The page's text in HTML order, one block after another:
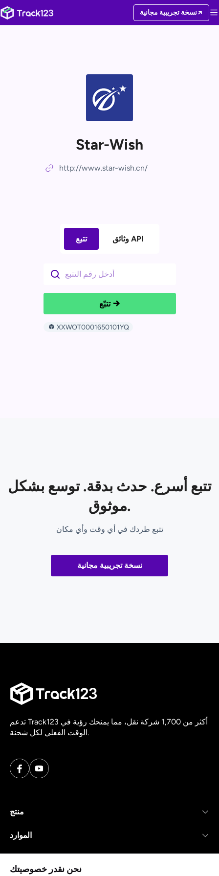
نسخة تجريبية مجانية
Star-Wish
http://www.star-wish.cn/
تتبع وثائق API
تتبّع
XXWOT0001650101YQ
تتبع أسرع. حدث بدقة. توسع بشكل
موثوق.
تتبع طردك في أي وقت وأي مكان
نسخة تجريبية مجانية
تدعم Track123 أكثر من 1,700 شركة نقل، مما يمنحك رؤية في
الوقت الفعلي لكل شحنة.
منتج
الموارد
نحن نقدر خصوصيتك